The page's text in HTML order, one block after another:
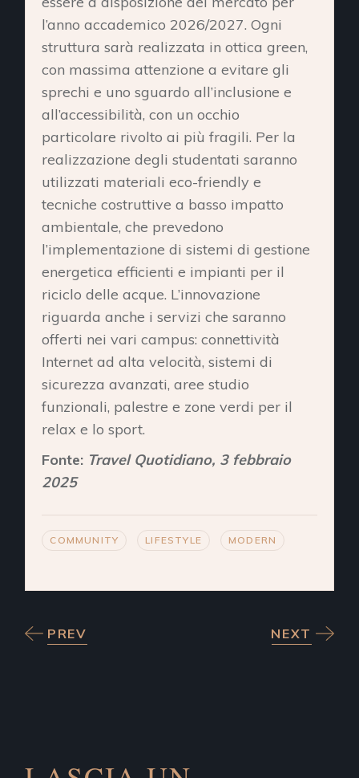
l’anno accademico 2026/2027. Ogni
struttura sarà realizzata in ottica green,
con massima attenzione a evitare gli
sprechi e uno sguardo all’inclusione e
all’accessibilità, con un occhio
particolare rivolto ai più fragili. Per la
realizzazione degli studentati saranno
utilizzati materiali eco-friendly e
tecniche costruttive a basso impatto
ambientale, che prevedono
l’implementazione di sistemi di gestione
energetica efficienti e impianti per il
riciclo delle acque. L’innovazione
riguarda anche i servizi che saranno
offerti nei vari campus: connettività
Internet ad alta velocità, sistemi di
sicurezza avanzati, aree studio
funzionali, palestre e zone verdi per il
relax e lo sport.
Fonte: Travel Quotidiano, 3 febbraio
2025
COMMUNITY LIFESTYLE MODERN
PREV NEXT